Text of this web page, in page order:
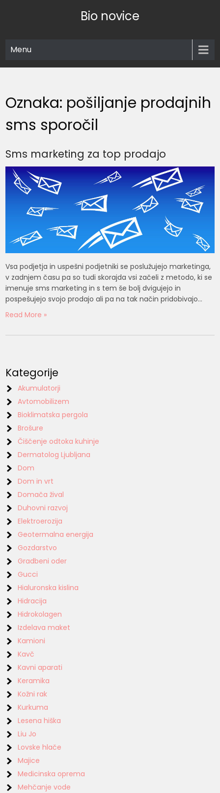
Bio novice
Menu
Oznaka: pošiljanje prodajnih
sms sporočil
Sms marketing za top prodajo
Vsa podjetja in uspešni podjetniki se poslužujejo marketinga,
v zadnjem času pa so tudi skorajda vsi začeli z metodo, ki se
imenuje sms marketing in s tem še bolj dvigujejo in
pospešujejo svojo prodajo ali pa na tak način pridobivajo…
Read More »
Kategorije
Akumulatorji
Avtomobilizem
Bioklimatska pergola
Brošure
Čiščenje odtoka kuhinje
Dermatolog Ljubljana
Dom
Dom in vrt
Domača žival
Duhovni razvoj
Elektroerozija
Geotermalna energija
Gozdarstvo
Gradbeni oder
Gucci
Hialuronska kislina
Hidracija
Hidrokolagen
Izdelava maket
Kamioni
Kavč
Kavni aparati
Keramika
Kožni rak
Kurkuma
Lesena hiška
Liu Jo
Lovske hlače
Majice
Medicinska oprema
Mehčanje vode